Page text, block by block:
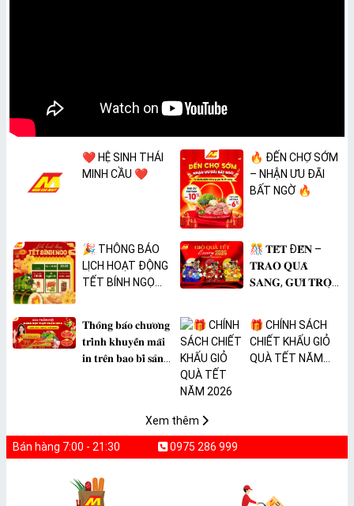
❤️ HỆ SINH THÁI
MINH CẦU ❤️
🔥 ĐẾN CHỢ SỚM
– NHẬN ƯU ĐÃI
BẤT NGỜ 🔥
🎉 THÔNG BÁO
LỊCH HOẠT ĐỘNG
TẾT BÍNH NGỌ
🎊 𝐓𝐄̂́𝐓 Đ𝐄̂́𝐍 –
𝐓𝐑𝐀𝐎 𝐐𝐔𝐀̀
𝐒𝐀𝐍𝐆, 𝐆𝐔̛̉𝐈 𝐓𝐑𝐎̣𝐍
𝐓𝐡𝐨̂𝐧𝐠 𝐛𝐚́𝐨 𝐜𝐡𝐮̛𝐨̛𝐧𝐠
𝐭𝐫𝐢̀𝐧𝐡 𝐤𝐡𝐮𝐲𝐞̂́𝐧 𝐦𝐚̃𝐢
𝐢𝐧 𝐭𝐫𝐞̂𝐧 𝐛𝐚𝐨 𝐛𝐢̀ 𝐬𝐚̉𝐧
🎁 CHÍNH SÁCH
CHIẾT KHẤU GIỎ
QUÀ TẾT NĂM
Xem thêm
Bán hàng 7:00 - 21:30 0975 286 999